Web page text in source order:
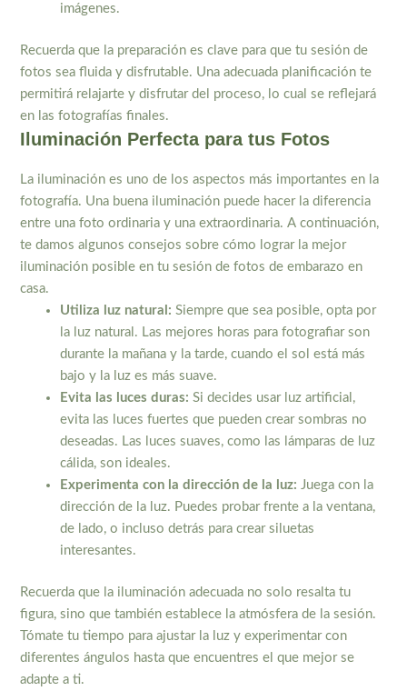
imágenes.
Recuerda que la preparación es clave para que tu sesión de
fotos sea fluida y disfrutable. Una adecuada planificación te
permitirá relajarte y disfrutar del proceso, lo cual se reflejará
en las fotografías finales.
Iluminación Perfecta para tus Fotos
La iluminación es uno de los aspectos más importantes en la
fotografía. Una buena iluminación puede hacer la diferencia
entre una foto ordinaria y una extraordinaria. A continuación,
te damos algunos consejos sobre cómo lograr la mejor
iluminación posible en tu sesión de fotos de embarazo en
casa.
Utiliza luz natural: Siempre que sea posible, opta por
la luz natural. Las mejores horas para fotografiar son
durante la mañana y la tarde, cuando el sol está más
bajo y la luz es más suave.
Evita las luces duras: Si decides usar luz artificial,
evita las luces fuertes que pueden crear sombras no
deseadas. Las luces suaves, como las lámparas de luz
cálida, son ideales.
Experimenta con la dirección de la luz: Juega con la
dirección de la luz. Puedes probar frente a la ventana,
de lado, o incluso detrás para crear siluetas
interesantes.
Recuerda que la iluminación adecuada no solo resalta tu
figura, sino que también establece la atmósfera de la sesión.
Tómate tu tiempo para ajustar la luz y experimentar con
diferentes ángulos hasta que encuentres el que mejor se
adapte a ti.